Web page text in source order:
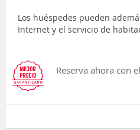
Los huéspedes pueden
Internet y el servicio de
Reserva ahora con